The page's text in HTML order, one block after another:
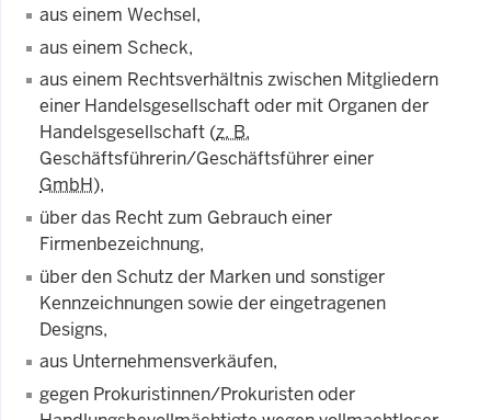
aus einem Wechsel,
aus einem Scheck,
aus einem Rechtsverhältnis zwischen Mitgliedern
einer Handelsgesellschaft oder mit Organen der
Handelsgesellschaft (z. B.
Geschäftsführerin/Geschäftsführer einer
GmbH),
über das Recht zum Gebrauch einer
Firmenbezeichnung,
über den Schutz der Marken und sonstiger
Kennzeichnungen sowie der eingetragenen
Designs,
aus Unternehmensverkäufen,
gegen Prokuristinnen/Prokuristen oder